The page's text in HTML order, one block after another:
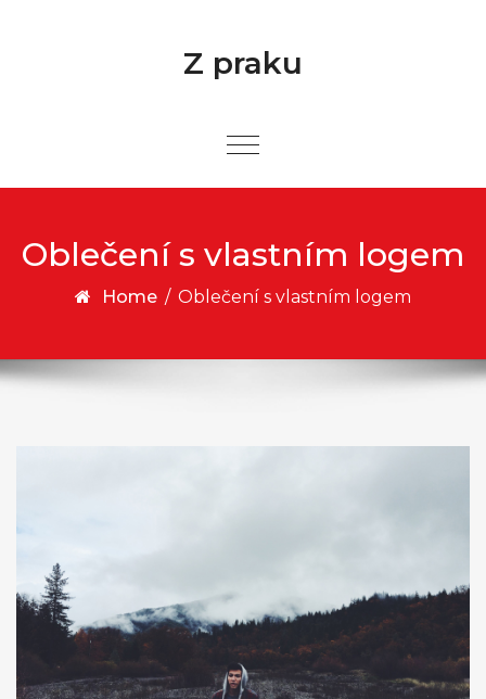
Z praku
Oblečení s vlastním logem
Home / Oblečení s vlastním logem